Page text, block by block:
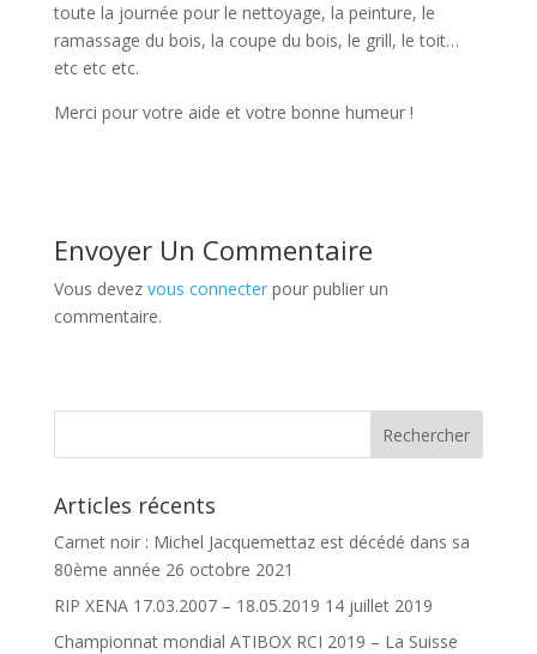
toute la journée pour le nettoyage, la peinture, le
ramassage du bois, la coupe du bois, le grill, le toit…
etc etc etc.
Merci pour votre aide et votre bonne humeur !
Envoyer Un Commentaire
Vous devez vous connecterpour publier un
commentaire.
Articles récents
Carnet noir : Michel Jacquemettaz est décédé dans sa
80ème année 26 octobre 2021
RIP XENA 17.03.2007 – 18.05.2019 14 juillet 2019
Championnat mondial ATIBOX RCI 2019 – La Suisse